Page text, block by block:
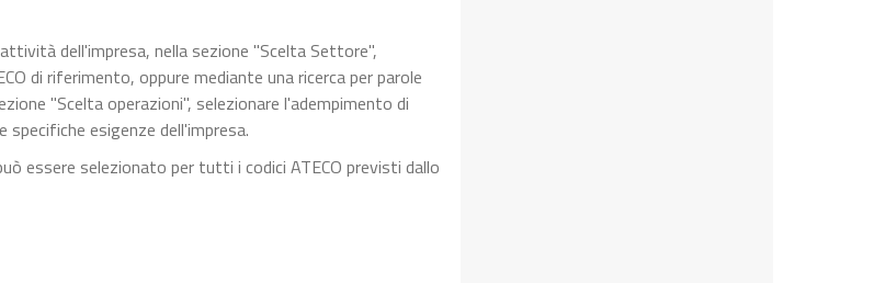
dell'impresa, nella sezione "Scelta Settore",
di riferimento, oppure mediante una ricerca per parole
"Scelta operazioni", selezionare l'adempimento di
esigenze dell'impresa.
essere selezionato per tutti i codici ATECO previsti dallo